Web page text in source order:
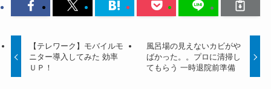
【テレワーク】モバイルモ
ニター導入してみた 効率
ＵＰ！
風呂場の見えないカビがや
ばかった。。プロに清掃し
てもらう 一時退院前準備